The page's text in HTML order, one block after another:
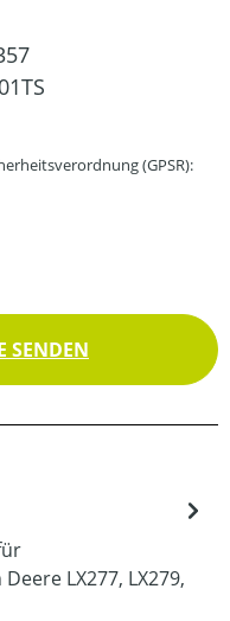
(GPSR):
SENDEN
LX277, LX279,